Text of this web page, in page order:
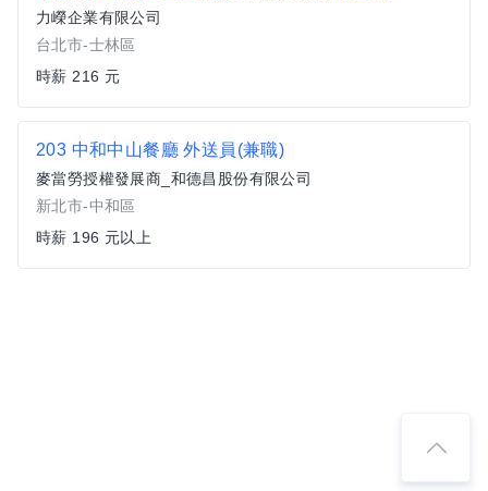
力嶸企業有限公司
台北市-士林區
時薪 216 元
203 中和中山餐廳 外送員(兼職)
麥當勞授權發展商_和德昌股份有限公司
新北市-中和區
時薪 196 元以上